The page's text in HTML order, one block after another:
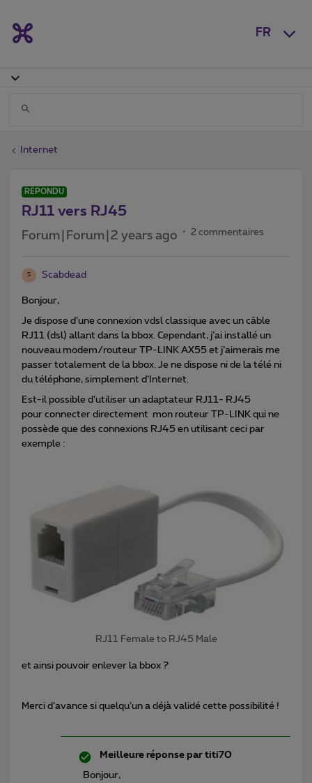
FR
Internet
RÉPONDU
RJ11 vers RJ45
Forum|Forum|2 years ago 2 commentaires
S Scabdead
Bonjour,
Je dispose d’une connexion vdsl classique avec un câble
RJ11 (dsl) allant dans la bbox. Cependant, j’ai installé un
nouveau modem/routeur TP-LINK AX55 et j’aimerais me
passer totalement de la bbox. Je ne dispose ni de la télé ni
du téléphone, simplement d’Internet.
Est-il possible d’utiliser un adaptateur RJ11- RJ45
pour connecter directement mon routeur TP-LINK qui ne
possède que des connexions RJ45 en utilisant ceci par
exemple :
RJ11 Female to RJ45 Male
et ainsi pouvoir enlever la bbox ?
Merci d’avance si quelqu’un a déjà validé cette possibilité !
Meilleure réponse par titi70
Bonjour,